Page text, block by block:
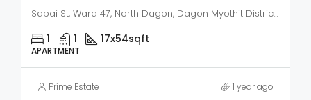
Sabai St, Ward 47, North Dagon, Dagon Myothit District, Yangon City, Yangon, 44272, Myanmar
1 1 17x54sqft
APARTMENT
Prime Estate 1 year ago